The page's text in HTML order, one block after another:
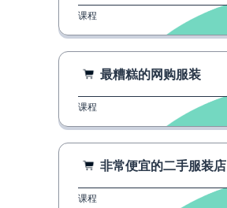
课程
最糟糕的网购服装
课程
非常便宜的二手服装店
课程